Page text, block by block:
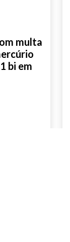
multa
bi em